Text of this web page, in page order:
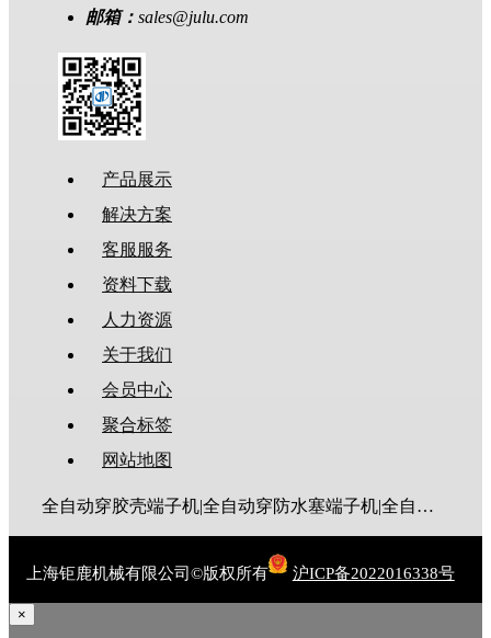
邮箱： sales@julu.com
产品展示
解决方案
客服服务
资料下载
人力资源
关于我们
会员中心
聚合标签
网站地图
全自动穿胶壳端子机|全自动穿防水塞端子机|全自动穿热缩管端子机|全自动穿护套端子机|全自动穿号码管端子机|全自动端子机|全自动穿防水栓端子机|端子压着机|端子压接机|静音端子机|多芯线端子机|护套线端子机|全自动排线端子机|新能源大平方压接机|电脑剥线机|自动剥线机|裁线机|剥线机
上海钜鹿机械有限公司©版权所有 沪ICP备2022016338号
×